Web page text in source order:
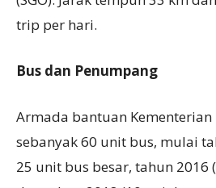
trip per hari.
Bus dan Penumpang
Armada bantuan
sebanyak 60 unit bus, mulai
25 unit bus besar, tahun 2016